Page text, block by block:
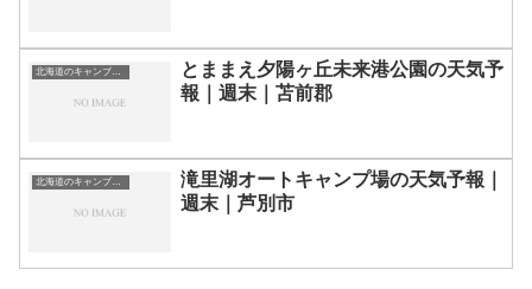
北海道のキャンプ場一覧
とままえ夕陽ヶ丘未来港公園の天気予
報｜週末｜苫前郡
北海道のキャンプ場一覧
滝里湖オートキャンプ場の天気予報｜
週末｜芦別市